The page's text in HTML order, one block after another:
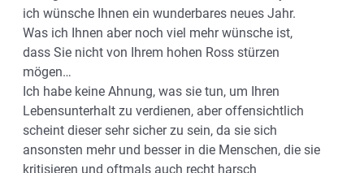
ich wünsche Ihnen ein wunderbares neues Jahr.
Was ich Ihnen aber noch viel mehr wünsche ist,
dass Sie nicht von Ihrem hohen Ross stürzen
mögen…
Ich habe keine Ahnung, was sie tun, um Ihren
Lebensunterhalt zu verdienen, aber offensichtlich
scheint dieser sehr sicher zu sein, da sie sich
ansonsten mehr und besser in die Menschen, die sie
kritisieren und oftmals auch recht harsch